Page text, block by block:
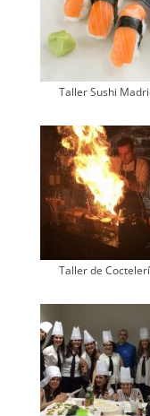
Taller Sushi
Taller de